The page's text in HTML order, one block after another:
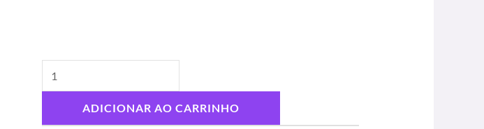
ADICIONAR AO CARRINHO